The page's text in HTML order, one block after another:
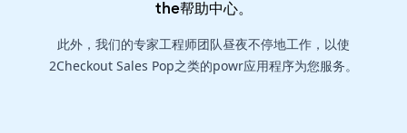
the帮助中心。
此外，我们的专家工程师团队昼夜不停地工作，以使
2Checkout Sales Pop之类的powr应用程序为您服务。